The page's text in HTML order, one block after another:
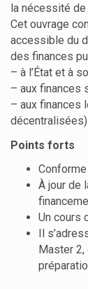
la nécessité
Cet ouvrage
accessible du
des finances
– à l’État et à
– aux finances
– aux finances
décentralisées).
Points forts
À jour de
Un cours
Il
Master 2,